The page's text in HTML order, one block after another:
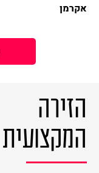
אקרמן
הזירה
המקצועית